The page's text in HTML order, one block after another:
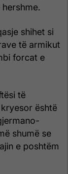
shihet si
të armikut
forcat e
të
është
shumë se
e poshtëm